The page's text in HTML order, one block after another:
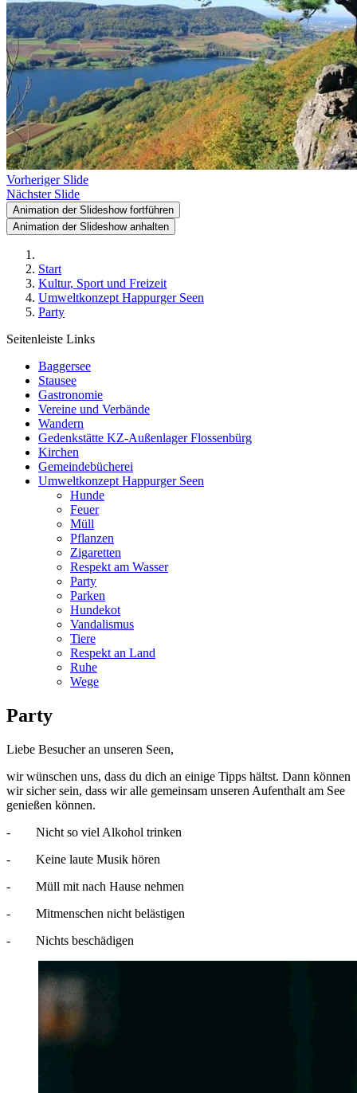
Vorheriger Slide
Nächster Slide
Animation der Slideshow fortführen
Animation der Slideshow anhalten
Start
Kultur, Sport und Freizeit
Umweltkonzept Happurger Seen
Party
Seitenleiste Links
Baggersee
Stausee
Gastronomie
Vereine und Verbände
Wandern
Gedenkstätte KZ-Außenlager Flossenbürg
Kirchen
Gemeindebücherei
Umweltkonzept Happurger Seen
Hunde
Feuer
Müll
Pflanzen
Zigaretten
Respekt am Wasser
Party
Parken
Hundekot
Vandalismus
Tiere
Respekt an Land
Ruhe
Wege
Party
Liebe Besucher an unseren Seen,
wir wünschen uns, dass du dich an einige Tipps hältst. Dann können
wir sicher sein, dass wir alle gemeinsam unseren Aufenthalt am See
genießen können.
- Nicht so viel Alkohol trinken
- Keine laute Musik hören
- Müll mit nach Hause nehmen
- Mitmenschen nicht belästigen
- Nichts beschädigen